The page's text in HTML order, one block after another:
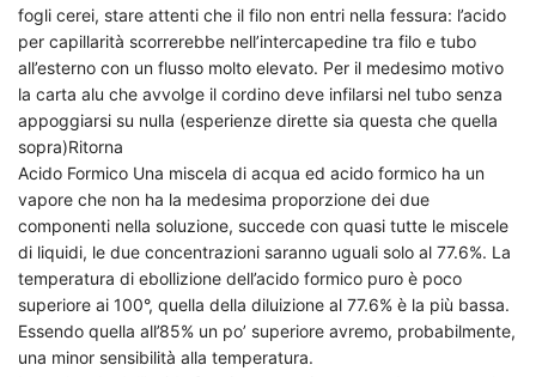
fogli cerei, stare attenti che il filo non entri nella fessura: l’acido
per capillarità scorrerebbe nell’intercapedine tra filo e tubo
all’esterno con un flusso molto elevato. Per il medesimo motivo
la carta alu che avvolge il cordino deve infilarsi nel tubo senza
appoggiarsi su nulla (esperienze dirette sia questa che quella
sopra)Ritorna
Acido Formico Una miscela di acqua ed acido formico ha un
vapore che non ha la medesima proporzione dei due
componenti nella soluzione, succede con quasi tutte le miscele
di liquidi, le due concentrazioni saranno uguali solo al 77.6%. La
temperatura di ebollizione dell’acido formico puro è poco
superiore ai 100°, quella della diluizione al 77.6% è la più bassa.
Essendo quella all’85% un po’ superiore avremo, probabilmente,
una minor sensibilità alla temperatura.